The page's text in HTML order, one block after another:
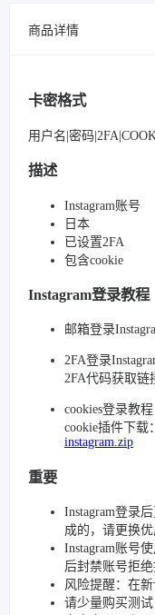
商品详情
卡密格式
用户名|密码
描述
Instagram账号
日本
已设置2FA
包含cookie
Instagram登录教程
邮箱登录
2FA登录
2FA代码获取链
cookies登录教程
cookie插件下载：
instagram.zip
重要
Instagram登录
成的，请更换优
Instagram账号
后封禁账号拒绝
风险提醒：在
请少量购买测试